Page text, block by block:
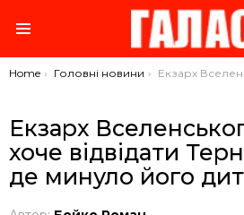
You are here:
Home Головні новини Екзарх Вселенського патріарха хоче відвідати Тернопільщину, де минуло його дитинство
Екзарх
хоче відвідати
де минуло його